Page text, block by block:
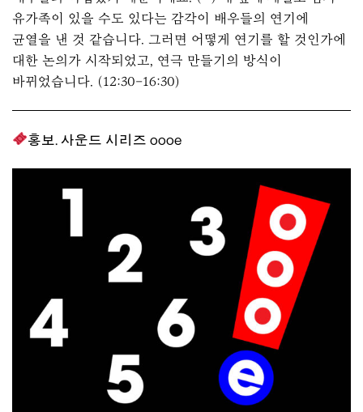
유가족이 있을 수도 있다는 감각이 배우들의 연기에
균열을 낸 것 같습니다. 그러면 어떻게 연기를 할 것인가에
대한 논의가 시작되었고, 연극 만들기의 방식이
바뀌었습니다. (12:30–16:30)
홍보. 사운드 시리즈 oooe